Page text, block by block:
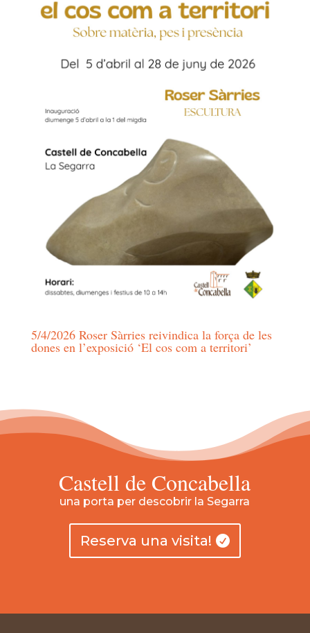
5/4/2026 Roser Sàrries reivindica la força de les
dones en l’exposició ‘El cos com a territori’
Castell de Concabella
una porta per descobrir la Segarra
Reserva una visita!